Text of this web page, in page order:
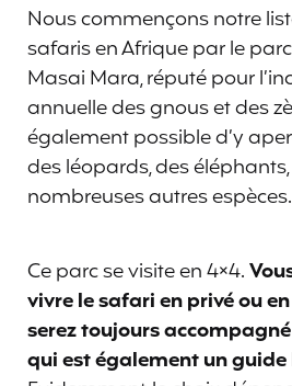
Nous commençons notre
safaris en Afrique par le
Masai Mara, réputé pour
annuelle des gnous et des
également possible d’y
des léopards, des
nombreuses autres espèces.
Ce parc se visite en 4×4.
vivre le safari en privé ou
serez toujours
qui est également un guide